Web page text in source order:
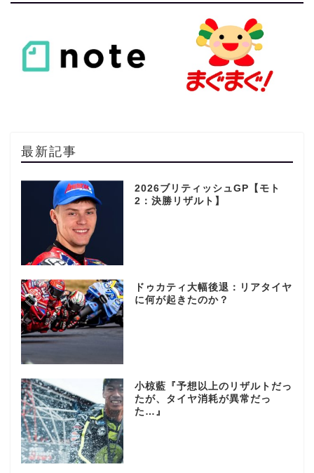
最新記事
2026ブリティッシュGP【モト
2：決勝リザルト】
ドゥカティ大幅後退：リアタイヤ
に何が起きたのか？
小椋藍『予想以上のリザルトだっ
たが、タイヤ消耗が異常だっ
た…』